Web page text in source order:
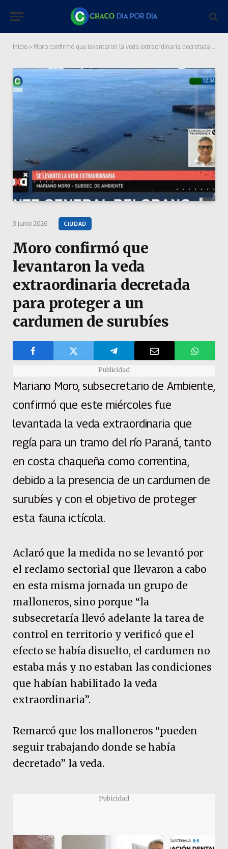
Inicio » Moro confirmó que levantaron la veda extraordinaria decretada para proteger a un cardumen de surubíes
3 junio 2026 CIUDAD
Moro confirmó que
levantaron la veda
extraordinaria decretada
para proteger a un
cardumen de surubíes
Publicidad
Mariano Moro, subsecretario de Ambiente,
confirmó que este miércoles fue
levantada la veda extraordinaria que
regía para un tramo del río Paraná, tanto
en costa chaqueña como correntina,
debido a la presencia de un cardumen de
surubíes y con el objetivo de proteger
esta fauna ictícola.
Aclaró que la medida no se levantó por
el reclamo sectorial que llevaron a cabo
en esta misma jornada un grupo de
malloneros, sino porque “la
subsecretaría llevó adelante la tarea de
control en territorio y verificó que el
efecto se había disuelto, el cardumen no
estaba más y no estaban las condiciones
que habían habilitado la veda
extraordinaria”.
Remarcó que los malloneros “pueden
seguir trabajando donde se había
decretado” la veda.
Pubicidad